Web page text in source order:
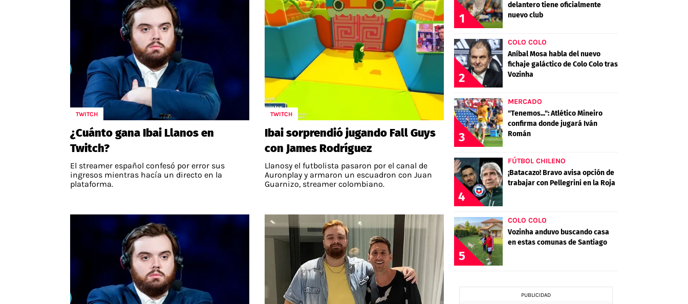
TWITCH
¿Cuánto gana Ibai Llanos en
Twitch?
El streamer español confesó por error sus
ingresos mientras hacía un directo en la
plataforma.
TWITCH
Ibai sorprendió jugando Fall Guys
con James Rodríguez
Llanosy el futbolista pasaron por el canal de
Auronplay y armaron un escuadron con Juan
Guarnizo, streamer colombiano.
1
delantero tiene oficialmente
nuevo club
2
COLO COLO
Aníbal Mosa habla del nuevo
fichaje galáctico de Colo Colo tras
Vozinha
3
MERCADO
"Tenemos...": Atlético Mineiro
confirma donde jugará Iván
Román
4
FÚTBOL CHILENO
¡Batacazo! Bravo avisa opción de
trabajar con Pellegrini en la Roja
5
COLO COLO
Vozinha anduvo buscando casa
en estas comunas de Santiago